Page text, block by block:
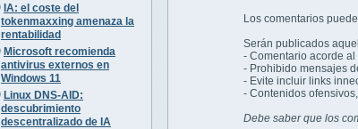
IA: el coste del
tokenmaxxing amenaza la
rentabilidad
Microsoft recomienda
antivirus externos en
Windows 11
Linux DNS-AID:
descubrimiento
descentralizado de IA
Los comentarios
Serán publicados
- Comentario acorde
- Prohibido mensajes
- Evite incluir links
- Contenidos
Debe saber que los